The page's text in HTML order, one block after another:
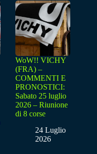
WoW!! VICHY
(FRA) –
COMMENTI E
PRONOSTICI:
Sabato 25 luglio
2026 – Riunione
di 8 corse
24 Luglio
2026